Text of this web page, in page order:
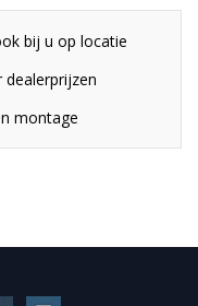
bij u op locatie
montage